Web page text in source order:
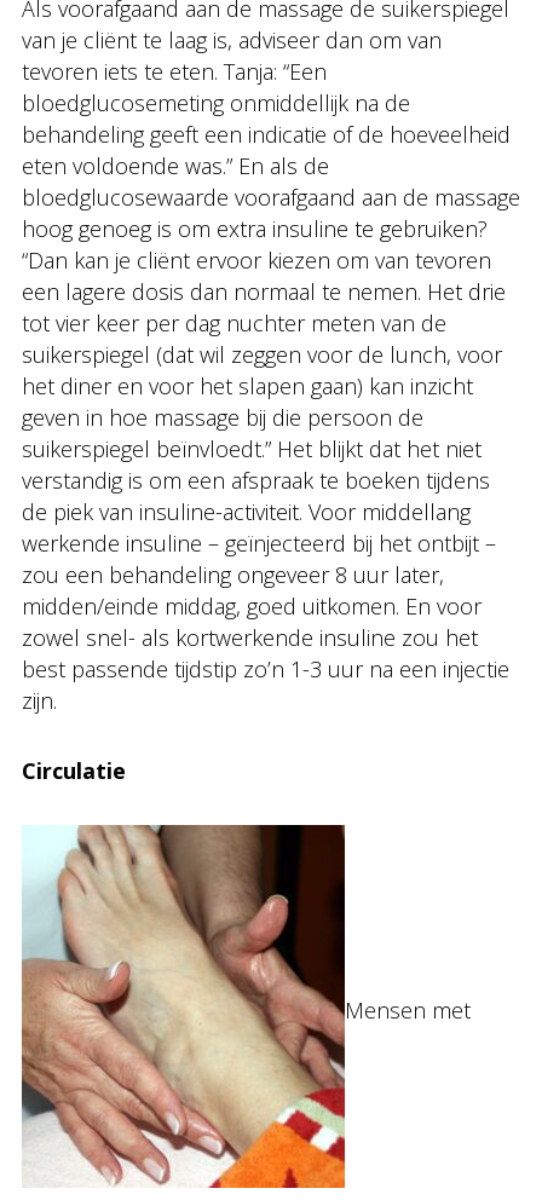
Als voorafgaand aan de massage de suikerspiegel
van je cliënt te laag is, adviseer dan om van
tevoren iets te eten. Tanja: “Een
bloedglucosemeting onmiddellijk na de
behandeling geeft een indicatie of de hoeveelheid
eten voldoende was.” En als de
bloedglucosewaarde voorafgaand aan de massage
hoog genoeg is om extra insuline te gebruiken?
“Dan kan je cliënt ervoor kiezen om van tevoren
een lagere dosis dan normaal te nemen. Het drie
tot vier keer per dag nuchter meten van de
suikerspiegel (dat wil zeggen voor de lunch, voor
het diner en voor het slapen gaan) kan inzicht
geven in hoe massage bij die persoon de
suikerspiegel beïnvloedt.” Het blijkt dat het niet
verstandig is om een afspraak te boeken tijdens
de piek van insuline-activiteit. Voor middellang
werkende insuline – geïnjecteerd bij het ontbijt –
zou een behandeling ongeveer 8 uur later,
midden/einde middag, goed uitkomen. En voor
zowel snel- als kortwerkende insuline zou het
best passende tijdstip zo’n 1-3 uur na een injectie
zijn.
Circulatie
Mensen met